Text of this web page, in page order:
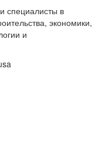
специалисты в
экономики,
и